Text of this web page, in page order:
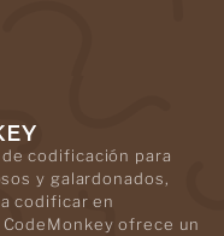
codificación para
y galardonados,
codificar en
ofrece un